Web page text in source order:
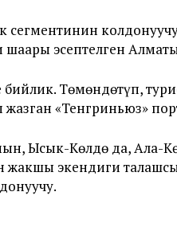
сегментинин
шаары эсептелген
Төмөндөтүп,
жазган «Тенгриньюз»
Ысык-Көлдө да, Ала-
экендиги